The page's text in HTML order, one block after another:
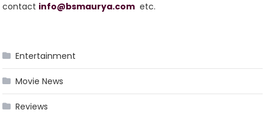
contact info@bsmaurya.com etc.
Entertainment
Movie News
Reviews